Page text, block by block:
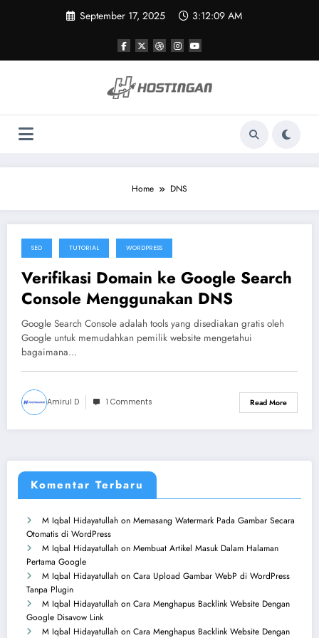
September 17, 2025 3:12:09 AM
Home DNS
May 13, 2020
SEO TUTORIAL WORDPRESS
Verifikasi Domain ke Google Search
Console Menggunakan DNS
Google Search Console adalah tools yang disediakan gratis oleh
Google untuk memudahkan pemilik website mengetahui
bagaimana…
Amirul D 1 Comments Read More
Komentar Terbaru
M Iqbal Hidayatullah on Memasang Watermark Pada Gambar Secara
Otomatis di WordPress
M Iqbal Hidayatullah on Membuat Artikel Masuk Dalam Halaman
Pertama Google
M Iqbal Hidayatullah on Cara Upload Gambar WebP di WordPress
Tanpa Plugin
M Iqbal Hidayatullah on Cara Menghapus Backlink Website Dengan
Google Disavow Link
M Iqbal Hidayatullah on Cara Menghapus Backlink Website Dengan